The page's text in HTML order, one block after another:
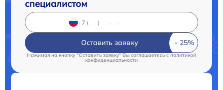
специалистом
Оставить заявку
Нажимая на кнопку "Оставить заявку" Вы соглашаетесь c политикой
конфиденциальности